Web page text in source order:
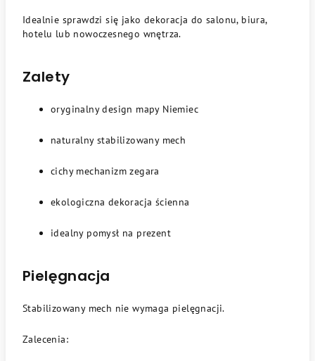
Idealnie sprawdzi się jako dekoracja do salonu, biura,
hotelu lub nowoczesnego wnętrza.
Zalety
oryginalny design mapy Niemiec
naturalny stabilizowany mech
cichy mechanizm zegara
ekologiczna dekoracja ścienna
idealny pomysł na prezent
Pielęgnacja
Stabilizowany mech nie wymaga pielęgnacji.
Zalecenia: